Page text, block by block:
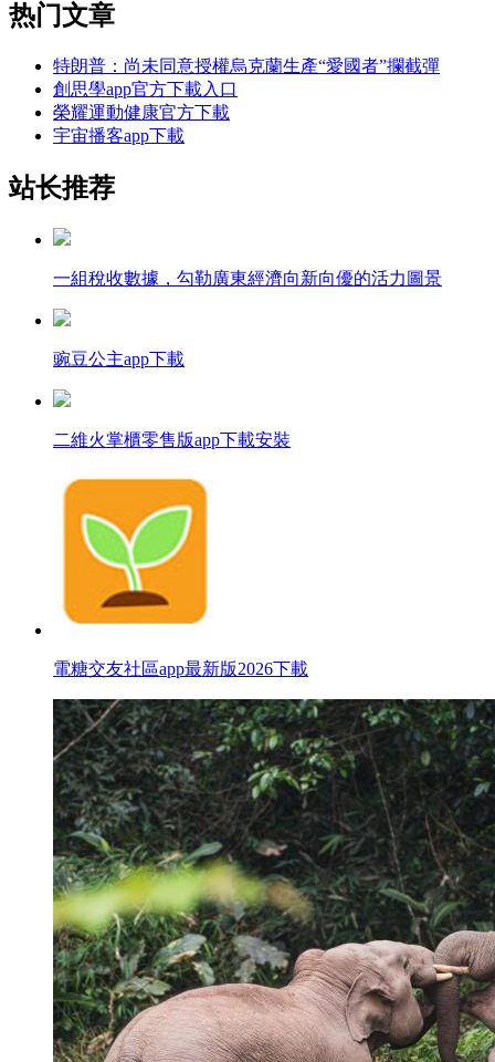
热门文章
特朗普：尚未同意授權烏克蘭生產“愛國者”攔截彈
創思學app官方下載入口
榮耀運動健康官方下載
宇宙播客app下載
站长推荐
一組稅收數據，勾勒廣東經濟向新向優的活力圖景
豌豆公主app下載
二維火掌櫃零售版app下載安裝
電糖交友社區app最新版2026下載